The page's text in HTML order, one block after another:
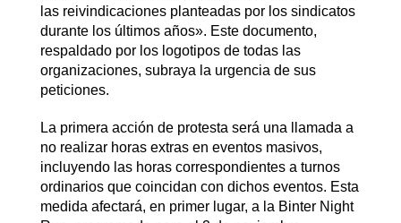
las reivindicaciones planteadas por los sindicatos
durante los últimos años». Este documento,
respaldado por los logotipos de todas las
organizaciones, subraya la urgencia de sus
peticiones.
La primera acción de protesta será una llamada a
no realizar horas extras en eventos masivos,
incluyendo las horas correspondientes a turnos
ordinarios que coincidan con dichos eventos. Esta
medida afectará, en primer lugar, a la Binter Night